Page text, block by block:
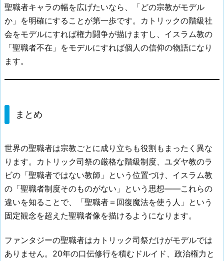
聖職者キャラの幅を広げたいなら、「どの宗教がモデル
か」を明確にすることが第一歩です。カトリックの階級社
会をモデルにすれば権力闘争が描けますし、イスラム教の
「聖職者不在」をモデルにすれば個人の信仰の物語になり
ます。
まとめ
世界の聖職者は宗教ごとに成り立ちも役割もまったく異な
ります。カトリック司祭の厳格な階級制度、ユダヤ教のラ
ビの「聖職者ではない教師」という位置づけ、イスラム教
の「聖職者制度そのものがない」という思想——これらの
違いを知ることで、「聖職者＝回復魔法を使う人」という
固定観念を超えた聖職者像を描けるようになります。
ファンタジーの聖職者はカトリック司祭だけがモデルでは
ありません。20年の口伝修行を積むドルイド、政治権力と